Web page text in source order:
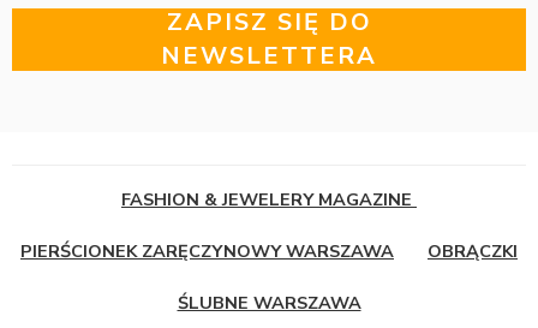
ZAPISZ SIĘ DO
NEWSLETTERA
FASHION & JEWELERY MAGAZINE
PIERŚCIONEK ZARĘCZYNOWY WARSZAWA OBRĄCZKI
ŚLUBNE WARSZAWA